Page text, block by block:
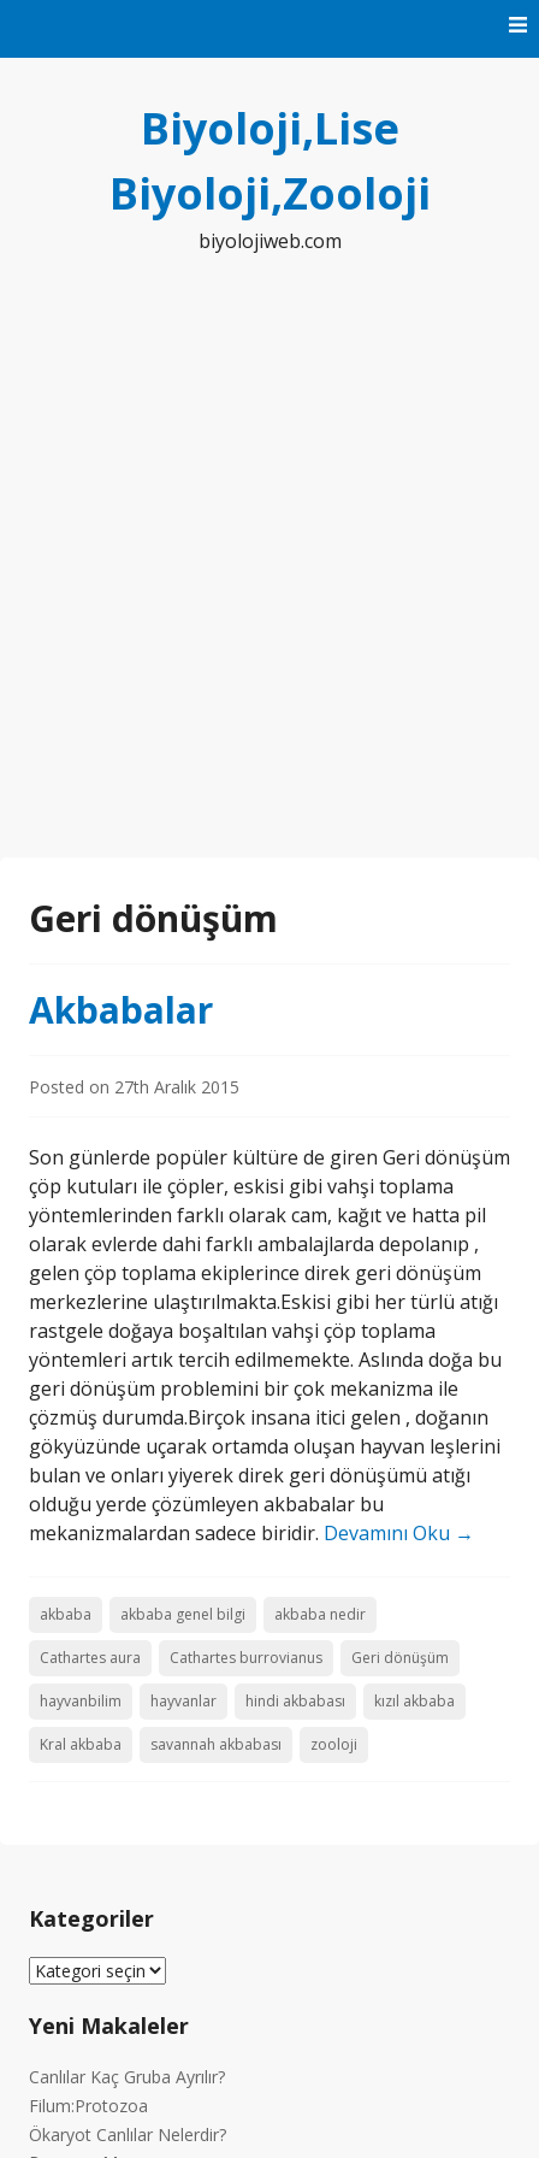
Biyoloji,Lise
Biyoloji,Zooloji
biyolojiweb.com
Geri dönüşüm
Akbabalar
Posted on 27th Aralık 2015
Son günlerde popüler kültüre de giren Geri dönüşüm
çöp kutuları ile çöpler, eskisi gibi vahşi toplama
yöntemlerinden farklı olarak cam, kağıt ve hatta pil
olarak evlerde dahi farklı ambalajlarda depolanıp ,
gelen çöp toplama ekiplerince direk geri dönüşüm
merkezlerine ulaştırılmakta.Eskisi gibi her türlü atığı
rastgele doğaya boşaltılan vahşi çöp toplama
yöntemleri artık tercih edilmemekte. Aslında doğa bu
geri dönüşüm problemini bir çok mekanizma ile
çözmüş durumda.Birçok insana itici gelen , doğanın
gökyüzünde uçarak ortamda oluşan hayvan leşlerini
bulan ve onları yiyerek direk geri dönüşümü atığı
olduğu yerde çözümleyen akbabalar bu
mekanizmalardan sadece biridir. Devamını Oku →
akbaba akbaba genel bilgi akbaba nedir
Cathartes aura Cathartes burrovianus Geri dönüşüm
hayvanbilim hayvanlar hindi akbabası kızıl akbaba
Kral akbaba savannah akbabası zooloji
Kategoriler
Kategoriler
Yeni Makaleler
Canlılar Kaç Gruba Ayrılır?
Filum:Protozoa
Ökaryot Canlılar Nelerdir?